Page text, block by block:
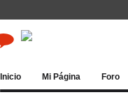
Inicio Mi Página Foro